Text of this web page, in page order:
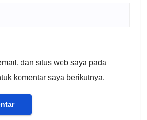
dan situs web saya pada
komentar saya berikutnya.